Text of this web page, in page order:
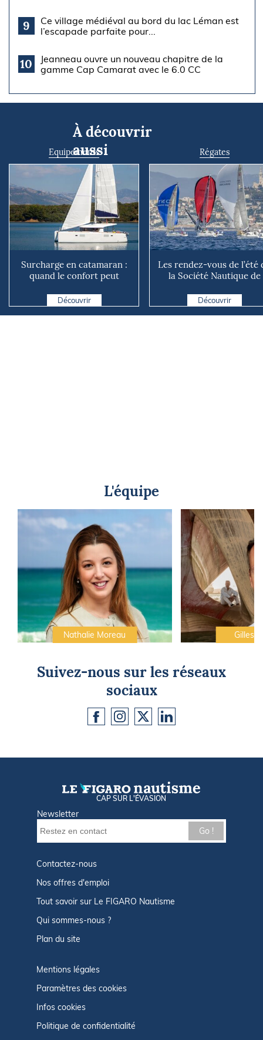
9
Ce village médiéval au bord du lac Léman est
l’escapade parfaite pour...
10
Jeanneau ouvre un nouveau chapitre de la
gamme Cap Camarat avec le 6.0 CC
À découvrir
aussi
Equipements
Surcharge en catamaran :
quand le confort peut
Découvrir
Régates
Les rendez-vous de l’été
la Société Nautique de
Découvrir
L'équipe
Nathalie Moreau Gilles
Suivez-nous sur les réseaux
sociaux
CAP SUR L'ÉVASION
Newsletter
Go !
Contactez-nous
Nos offres d'emploi
Tout savoir sur Le FIGARO Nautisme
Qui sommes-nous ?
Plan du site
Mentions légales
Paramètres des cookies
Infos cookies
Politique de confidentialité